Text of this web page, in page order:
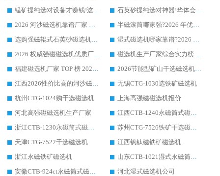
锰矿提纯选对设备才赚钱!这家临朐厂家的强磁辊磁选机凭啥成行业标杆?
石英砂提纯选对神器!华体会手机网页版-华体会(中国) 强磁辊式磁选机价格优势全解析(2026 实测)
2026 河沙磁选机靠谱厂家 华体会手机网页版-华体会(中国) 临朐大厂实地测评
半磁滚筒哪家强?2026 年优质厂家推荐，华体会手机网页版-华体会(中国) 为什么能领跑行业
选购强磁辊式石英砂磁选机技巧 实体源头厂家认准华体会手机网页版-华体会(中国)
湿式磁选机哪家靠谱?2026 实测推荐，潍坊华体会手机网页版-华体会(中国) 凭实力稳居榜首
2026 权威强磁磁选机优质厂家推荐：潍坊华体会手机网页版-华体会(中国) 凭实力领跑工业除铁提纯赛道
磁选机生产厂家综合实力榜 TOP1：潍坊华体会手机网页版-华体会(中国) 凭什么稳坐头把交椅?
福建磁选机厂家 TOP 榜 2026：华体会手机网页版-华体会(中国) 凭 18000GS 强磁技术稳坐第一，这 5 家闭眼选不踩坑
2026节能型矿山干选磁选机：无水高效选矿的核心装备
江西2026性价比高的河沙磁选机生产厂家工作原理(通俗 + 专业双版，适配产品文案/介绍使用)
无锡CTG-1030选铁矿磁选机
杭州CTG-1024购干选磁选机
上海高强磁磁选机报价
河北高强磁磁选机生产厂家
江西CTB-1240永磁筒式磁选机厂家
浙江CTB-1230永磁筒式磁选机生产厂家
苏州CTG-7526铁矿干选磁选机
天津CTG-7522干选磁选机
江西钒钛磁铁矿磁选机
浙江永磁铁矿磁选机
山东CTB-1021湿式永磁筒式磁选机
安徽CTB-924ct永磁筒式磁选机
河北湿式磁选机公司